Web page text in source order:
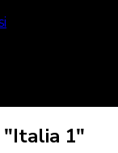
"Italia 1"